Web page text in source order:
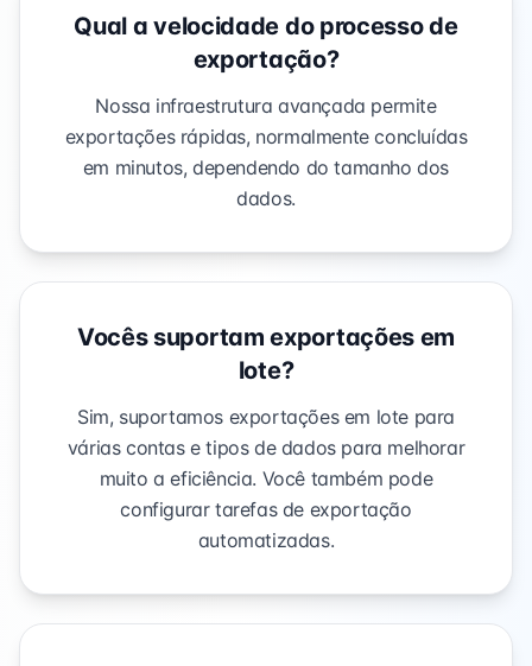
Qual a velocidade do processo de
exportação?
Nossa infraestrutura avançada permite
exportações rápidas, normalmente concluídas
em minutos, dependendo do tamanho dos
dados.
Vocês suportam exportações em
lote?
Sim, suportamos exportações em lote para
várias contas e tipos de dados para melhorar
muito a eficiência. Você também pode
configurar tarefas de exportação
automatizadas.